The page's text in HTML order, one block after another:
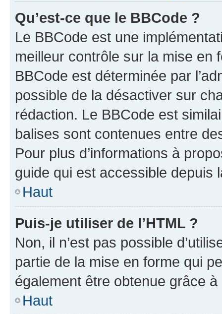
Qu’est-ce que le BBCode ?
Le BBCode est une
meilleur contrôle sur la mise en
BBCode est déterminée par
possible de la désactiver sur
rédaction. Le BBCode est
balises sont contenues entre
Pour plus d’informations à
guide qui est accessible depuis
Haut
Puis-je utiliser de l’HTML ?
Non, il n’est pas possible
partie de la mise en forme qui
également être obtenue grâce à
Haut